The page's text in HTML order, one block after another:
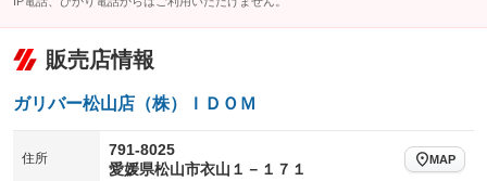
販売店情報
ガリバー松山店（株）ＩＤＯＭ
住所
791-8025
愛媛県松山市衣山１－１７１
MAP